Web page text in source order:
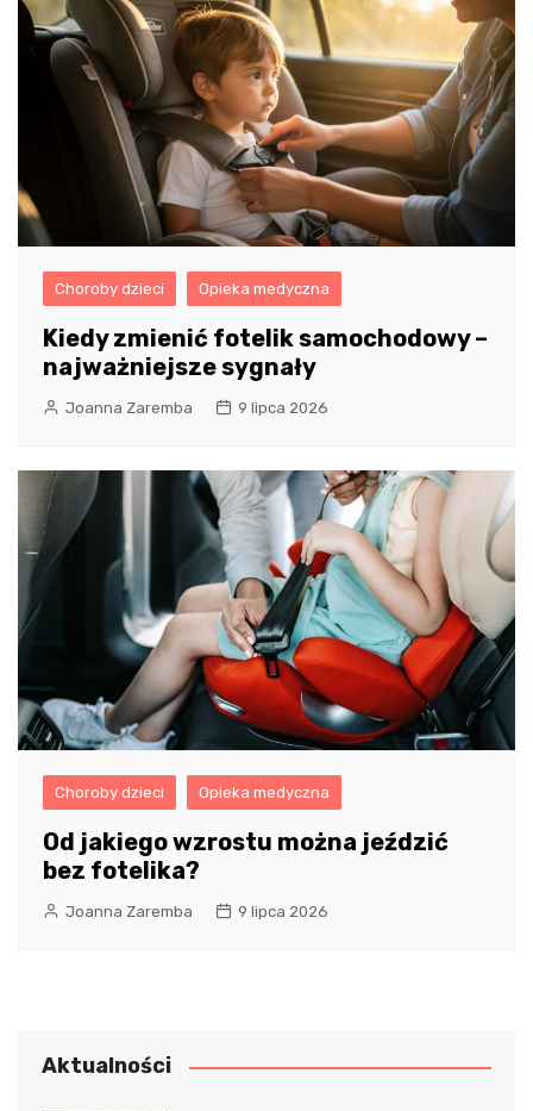
Choroby dzieci Opieka medyczna
Kiedy zmienić fotelik samochodowy –
najważniejsze sygnały
Joanna Zaremba 9 lipca 2026
Choroby dzieci Opieka medyczna
Od jakiego wzrostu można jeździć
bez fotelika?
Joanna Zaremba 9 lipca 2026
Aktualności